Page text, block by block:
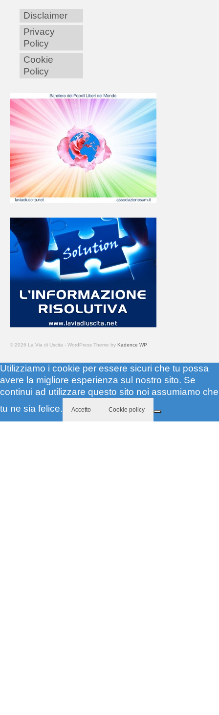
Disclaimer
Privacy
Policy
Cookie
Policy
© 2026 La Via di Uscita - WordPress Theme by Kadence WP
Utilizziamo i cookie per essere sicuri che tu possa
avere la migliore esperienza sul nostro sito. Se
continui ad utilizzare questo sito noi assumiamo che
tu ne sia felice.
Accetto Cookie policy